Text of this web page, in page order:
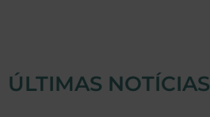
ÚLTIMAS NOTÍCIAS